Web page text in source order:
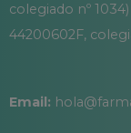
colegiado nº
44200602F,
Email: